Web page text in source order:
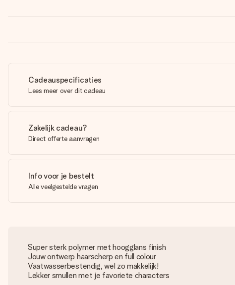
Cadeauspecificaties
Lees meer over dit cadeau
Zakelijk cadeau?
Direct offerte aanvragen
Info voor je bestelt
Alle veelgestelde vragen
Super sterk polymer met hoogglans finish
Jouw ontwerp haarscherp en full colour
Vaatwasserbestendig, wel zo makkelijk!
Lekker smullen met je favoriete characters